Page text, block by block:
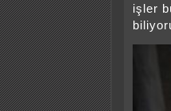
işler